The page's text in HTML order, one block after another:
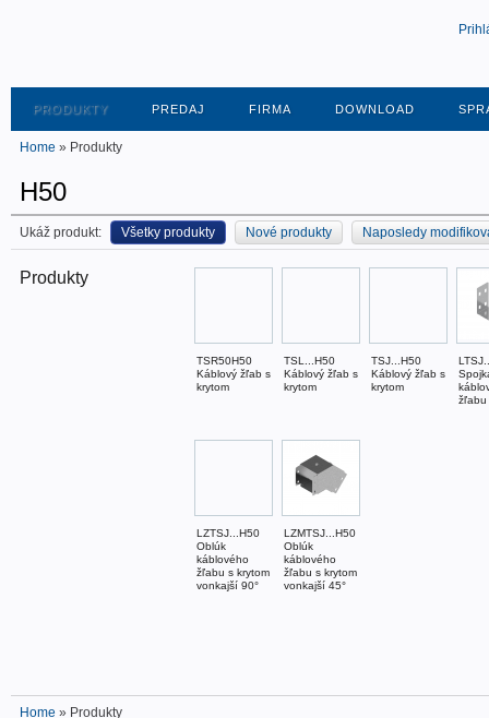
PRODUKTY PREDAJ FIRMA DOWNLOAD
Home » Produkty
H50
Ukáž produkt: Všetky produkty Nové produkty Naposledy
Produkty
TSR50H50
Káblový žľab s
krytom
TSL...H50
Káblový žľab s
krytom
TSJ...H50
Káblový žľab s
krytom
žľabu
LZTSJ...H50
Oblúk
káblového
žľabu s krytom
vonkajší 90°
LZMTSJ...H50
Oblúk
káblového
žľabu s krytom
vonkajší 45°
Home » Produkty